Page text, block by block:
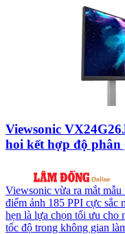
Viewsonic
hoi kết hợp độ phân
Viewsonic vừa ra mắt
điểm ảnh 185 PPI cực sắc
hẹn là lựa chọn tối ưu cho
tốc độ trong không gian